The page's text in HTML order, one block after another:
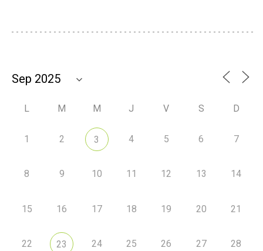
L M M J V S D
1 2 3 4 5 6 7
8 9 10 11 12 13 14
15 16 17 18 19 20 21
22 23 24 25 26 27 28